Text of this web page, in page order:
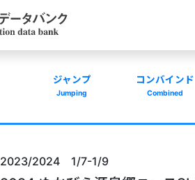
ジャンプ
Jumping
コンバインド
Combined
2023/2024 1/7-1/9